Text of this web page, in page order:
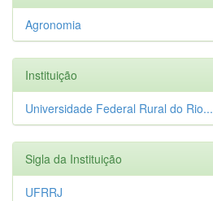
Agronomia
Instituição
Universidade Federal Rural do Rio...
Sigla da Instituição
UFRRJ